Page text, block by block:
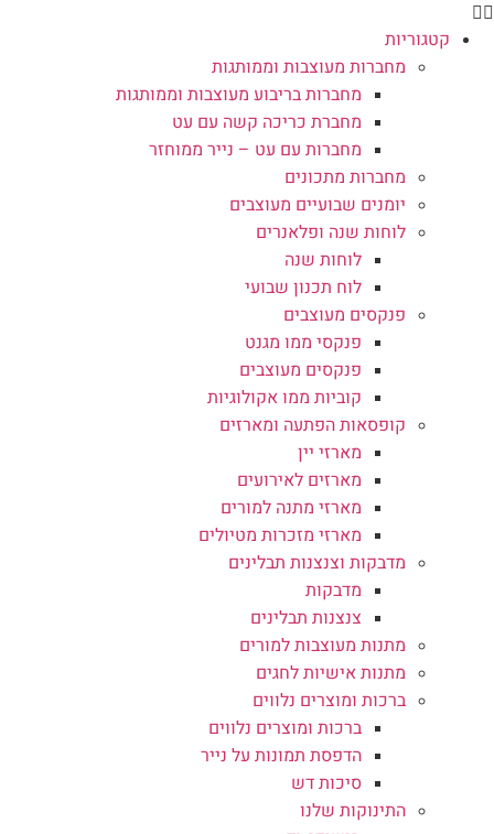
קטגוריות
מחברות מעוצבות וממותגות
מחברות בריבוע מעוצבות וממותגות
מחברת כריכה קשה עם עט
מחברות עם עט – נייר ממוחזר
מחברות מתכונים
יומנים שבועיים מעוצבים
לוחות שנה ופלאנרים
לוחות שנה
לוח תכנון שבועי
פנקסים מעוצבים
פנקסי ממו מגנט
פנקסים מעוצבים
קוביות ממו אקולוגיות
קופסאות הפתעה ומארזים
מארזי יין
מארזים לאירועים
מארזי מתנה למורים
מארזי מזכרות מטיולים
מדבקות וצנצנות תבלינים
מדבקות
צנצנות תבלינים
מתנות מעוצבות למורים
מתנות אישיות לחגים
ברכות ומוצרים נלווים
ברכות ומוצרים נלווים
הדפסת תמונות על נייר
סיכות דש
התינוקות שלנו